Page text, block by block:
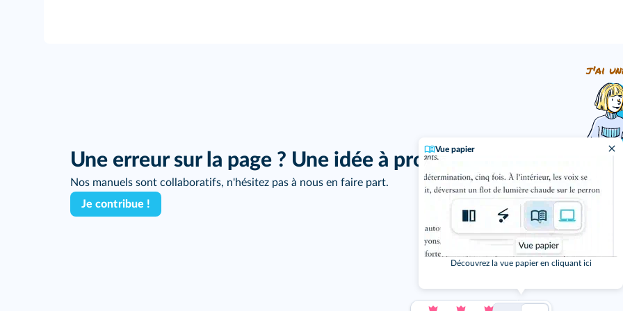
Vue papier
Découvrez la vue papier en cliquant ici
Une erreur sur la page ? Une idée à proposer ?
Nos manuels sont collaboratifs, n'hésitez pas à nous en faire part.
Je contribue !
j'ai